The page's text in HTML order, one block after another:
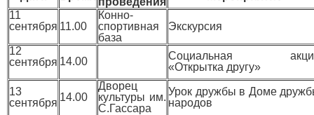
11
сентября 11.00
Конно-
спортивная
база
Экскурсия
12
сентября 14.00
Социальная
«Открытка другу»
13
сентября 14.00
Дворец
культуры им.
С.Гассара
Урок дружбы в Доме
народов